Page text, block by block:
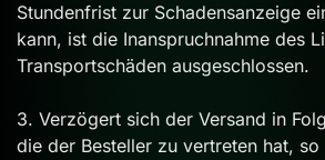
Stundenfrist zur Schadensanzeige
kann, ist die Inanspruchnahme des
Transportschäden ausgeschlossen.
3. Verzögert sich der Versand in
die der Besteller zu vertreten hat,